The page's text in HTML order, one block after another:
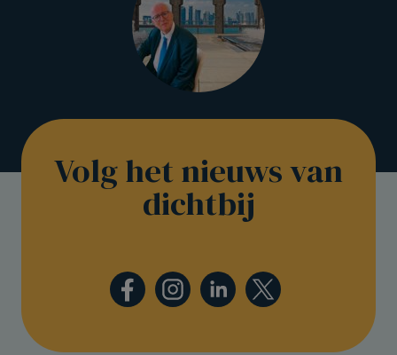
Volg het nieuws van
dichtbij